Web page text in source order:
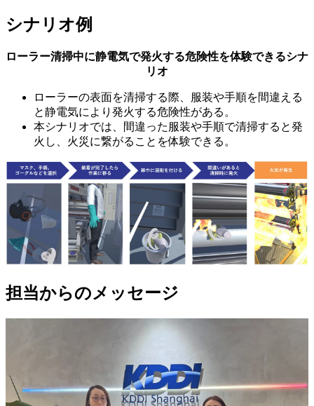
シナリオ例
ローラー清掃中に静電気で発火する危険性を体験できるシナ
リオ
ローラーの表面を清掃する際、服装や手順を間違える
と静電気により発火する危険性がある。
本シナリオでは、間違った服装や手順で清掃すると発
火し、火災に繋がることを体験できる。
担当からのメッセージ